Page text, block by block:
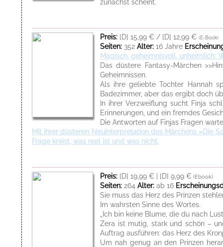
zunächst scheint.
Preis: [D] 15,99 € / [D] 12,99 € (E-Book)
Seiten: 352 Alter: 16 Jahre
Magisch, geheimnisvoll, unheimlich:
Das düstere Fantasy-Märchen
Geheimnissen.
Als ihre geliebte Tochter Hannah
Badezimmer, aber das ergibt doch
In ihrer Verzweiflung sucht Finja
Erinnerungen, und ein fremdes
Die Antworten auf Finjas Fragen
Mit ihrer düsteren Neuinterpretation des Märchens »Die
Frage kreist, was real ist und was nicht.
Preis: [D] 19,99 € | [D] 9,99 € (Ebook)
Seiten: 264 Alter: ab 16
Sie muss das Herz des Prinzen
Im wahrsten Sinne des Wortes.
„Ich bin keine Blume, die du nach
Zera ist mutig, stark und schön –
Auftrag ausführen: das Herz des
Um nah genug an den Prinzen